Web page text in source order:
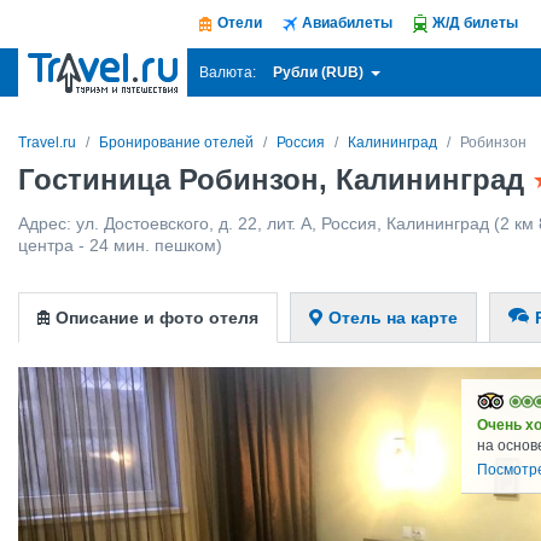
Отели Авиабилеты Ж/Д билеты
Валюта: Рубли (RUB)
Travel.ru Бронирование отелей Россия Калининград Робинзон
Гостиница Робинзон, Калининград
Адрес: ул. Достоевского, д. 22, лит. A Россия Калининград (2 км
центра - 24 мин. пешком)
Описание и фото отеля Отель на карте
Очень
на